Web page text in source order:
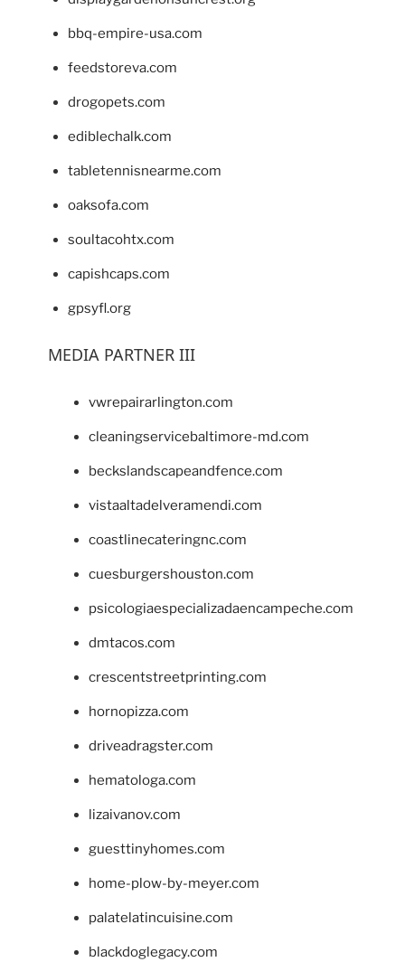
bbq-empire-usa.com
feedstoreva.com
drogopets.com
ediblechalk.com
tabletennisnearme.com
oaksofa.com
soultacohtx.com
capishcaps.com
gpsyfl.org
MEDIA PARTNER III
vwrepairarlington.com
cleaningservicebaltimore-md.com
beckslandscapeandfence.com
vistaaltadelveramendi.com
coastlinecateringnc.com
cuesburgershouston.com
psicologiaespecializadaencampeche.com
dmtacos.com
crescentstreetprinting.com
hornopizza.com
driveadragster.com
hematologa.com
lizaivanov.com
guesttinyhomes.com
home-plow-by-meyer.com
palatelatincuisine.com
blackdoglegacy.com